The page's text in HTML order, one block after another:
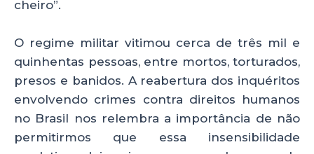
cheiro”.
O regime militar vitimou cerca de três mil e
quinhentas pessoas, entre mortos, torturados,
presos e banidos. A reabertura dos inquéritos
envolvendo crimes contra direitos humanos
no Brasil nos relembra a importância de não
permitirmos que essa insensibilidade